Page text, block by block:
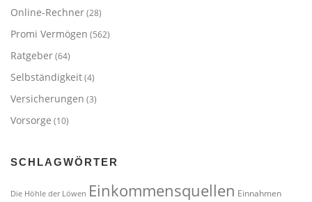
Online-Rechner(28)
Promi Vermögen (562)
Ratgeber(64)
Selbständigkeit(4)
Versicherungen (3)
Vorsorge (10)
SCHLAGWÖRTER
Die Höhle der Löwen Einkommensquellen Einnahmen